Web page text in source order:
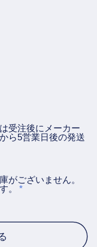
受注後にメーカー
ら5営業日後の発送
がございません。
。